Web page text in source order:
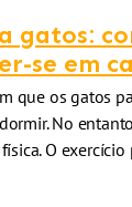
gatos:
se em
que os gatos
No
O